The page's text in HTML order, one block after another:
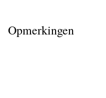
Opmerkingen